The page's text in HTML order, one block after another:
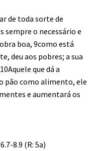
de toda sorte de
sempre o necessário e
boa, 9como está
deu aos pobres; a sua
que dá a
pão como alimento, ele
e aumentará os
8.9 (R: 5a)